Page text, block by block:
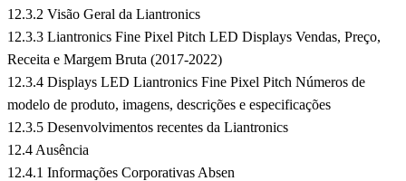
12.3.2 Visão Geral da Liantronics
12.3.3 Liantronics Fine Pixel Pitch LED Displays Vendas, Preço,
Receita e Margem Bruta (2017-2022)
12.3.4 Displays LED Liantronics Fine Pixel Pitch Números de
modelo de produto, imagens, descrições e especificações
12.3.5 Desenvolvimentos recentes da Liantronics
12.4 Ausência
12.4.1 Informações Corporativas Absen